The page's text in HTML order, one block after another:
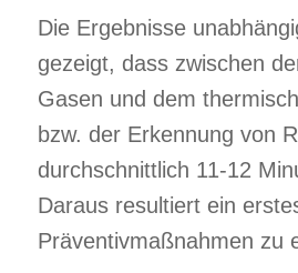
Die Ergebnisse
gezeigt, dass zwischen
Gasen und dem
bzw. der Erkennung von
durchschnittlich 11-12
Daraus resultiert ein
Präventivmaßnahmen zu